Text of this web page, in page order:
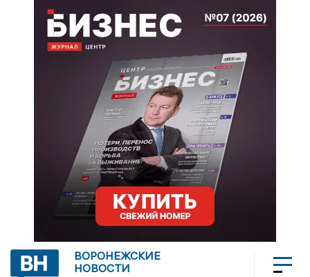
ВОРОНЕЖСКИЕ
НОВОСТИ